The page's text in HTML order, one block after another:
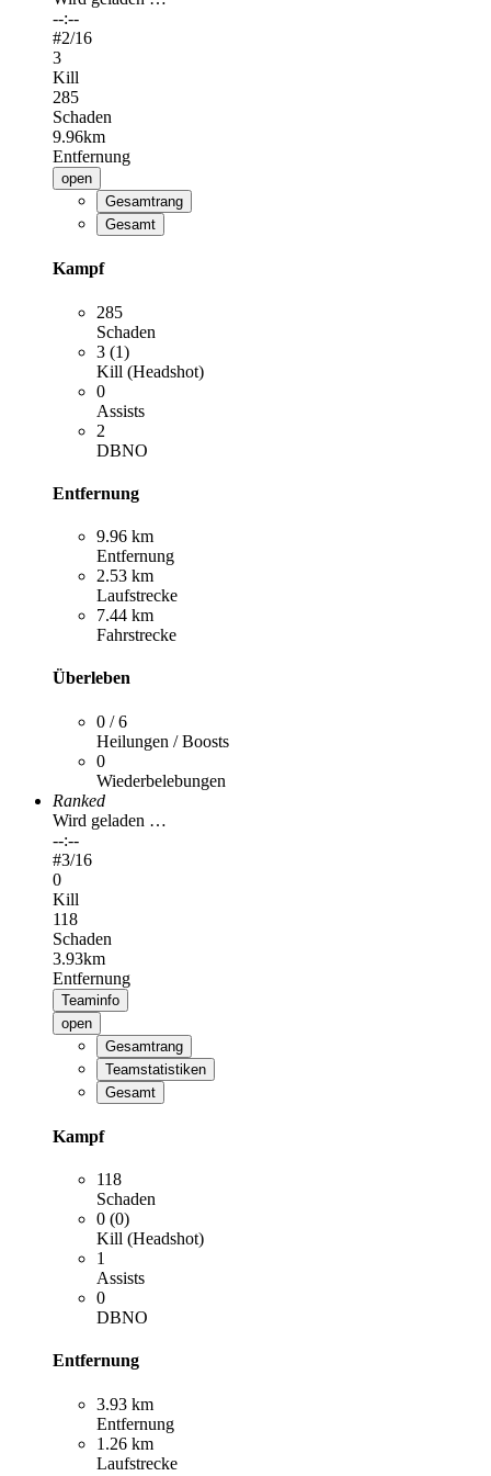
--:--
#2/16
3
Kill
285
Schaden
9.96km
Entfernung
open
Gesamtrang
Gesamt
Kampf
285
Schaden
3 (1)
Kill (Headshot)
0
Assists
2
DBNO
Entfernung
9.96 km
Entfernung
2.53 km
Laufstrecke
7.44 km
Fahrstrecke
Überleben
0 / 6
Heilungen / Boosts
0
Wiederbelebungen
Ranked
Wird geladen …
--:--
#3/16
0
Kill
118
Schaden
3.93km
Entfernung
Teaminfo
open
Gesamtrang
Teamstatistiken
Gesamt
Kampf
118
Schaden
0 (0)
Kill (Headshot)
1
Assists
0
DBNO
Entfernung
3.93 km
Entfernung
1.26 km
Laufstrecke